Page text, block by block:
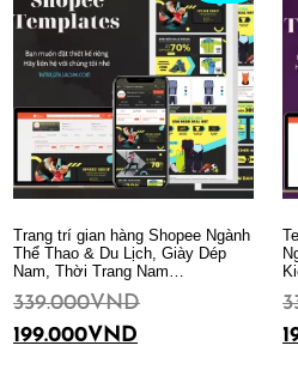
Trang trí gian hàng Shopee Ngành
Thể Thao & Du Lịch, Giày Dép
Nam, Thời Trang Nam…
339.000VND
199.000VND